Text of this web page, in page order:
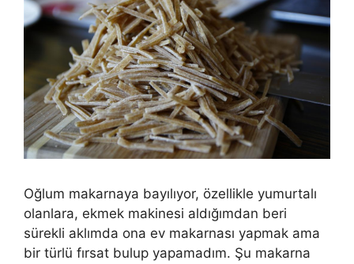
Oğlum makarnaya bayılıyor, özellikle yumurtalı
olanlara, ekmek makinesi aldığımdan beri
sürekli aklımda ona ev makarnası yapmak ama
bir türlü fırsat bulup yapamadım. Şu makarna